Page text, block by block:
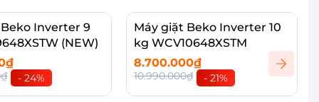
Inverter 9
(NEW)
- 24%
Máy giặt Beko Inverter 10
kg WCV10648XSTM
8.700.000₫
10.990.000₫ - 21%